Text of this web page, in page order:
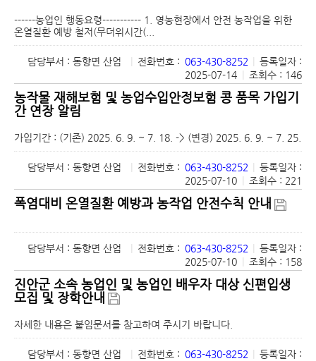
------농업인 행동요령----------- 1. 영농현장에서 안전 농작업을 위한
온열질환 예방 철저(무더위시간(...
담당부서 : 동향면 산업 | 전화번호 : 063-430-8252 | 등록일자 :
2025-07-14 | 조회수 : 146
농작물 재해보험 및 농업수입안정보험 콩 품목 가입기
간 연장 알림
가입기간 : (기존) 2025. 6. 9. ~ 7. 18. -> (변경) 2025. 6. 9. ~ 7. 25.
담당부서 : 동향면 산업 | 전화번호 : 063-430-8252 | 등록일자 :
2025-07-10 | 조회수 : 221
폭염대비 온열질환 예방과 농작업 안전수칙 안내
담당부서 : 동향면 산업 | 전화번호 : 063-430-8252 | 등록일자 :
2025-07-10 | 조회수 : 158
진안군 소속 농업인 및 농업인 배우자 대상 신편입생
모집 및 장학안내
자세한 내용은 붙임문서를 참고하여 주시기 바랍니다.
담당부서 : 동향면 산업 전화번호 : 063-430-8252
등록일자 :